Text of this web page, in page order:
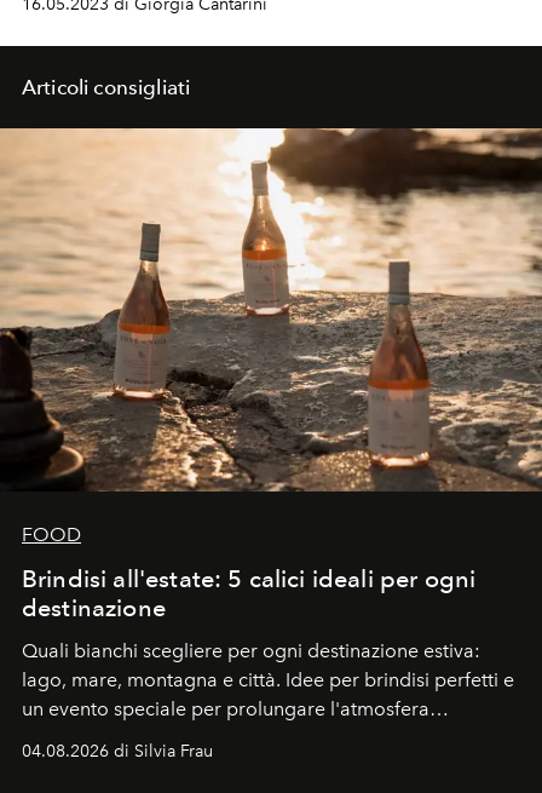
Articoli consigliati
FOOD
Brindisi all'estate: 5 calici ideali per ogni
destinazione
Quali bianchi scegliere per ogni destinazione estiva:
lago, mare, montagna e città. Idee per brindisi perfetti e
un evento speciale per prolungare l'atmosfera
04.08.2026 di Silvia Frau